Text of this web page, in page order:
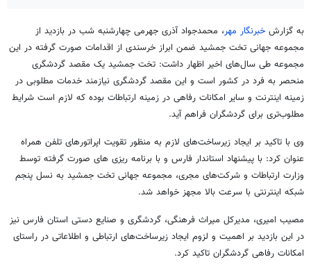
به گزارش خبرنگار مهر، محمدجواد آذری جهرمی چهارشنبه شب در بازدید از
مجموعه جهانی تخت جمشید ضمن ابراز خرسندی از اقدامات صورت گرفته در این
مجموعه طی سال‌های اخیر اظهار داشت: تخت جمشید یک مقصد گردشگری
منحصر به فرد در کشور است و این مقصد گردشگری نیازمند خدمات مطلوبی در
زمینه اینترنت و سایر امکانات رفاهی در زمینه ارتباطات بوده که لازم است شرایط
مطلوب‌تری برای گردشگران فراهم آید.
وی با تاکید بر ایجاد زیرساخت‌های لازم به منظور تقویت اپراتورهای تلفن همراه
عنوان کرد: با پیشنهاد استاندار فارس و با برنامه ریزی های صورت گرفته توسط
وزارت ارتباطات و شرکت‌های مجری، مجموعه جهانی تخت جمشید به نسل پنجم
شبکه اینترنتی با سرعت بالا مجهز خواهد شد.
مصیب امیری، مدیرکل میراث فرهنگی، گردشگری و صنایع دستی استان فارس نیز
در این بازدید بر اهمیت و لزوم ایجاد زیرساخت‌های ارتباطی و اطلاعاتی در راستای
امکانات رفاهی گردشگران تاکید کرد.